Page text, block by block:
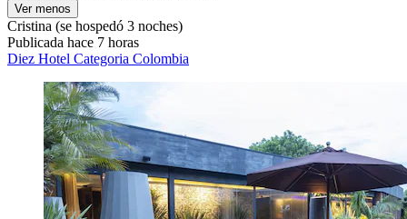
Ver menos
Cristina (se hospedó 3 noches)
Publicada hace 7 horas
Diez Hotel Categoria Colombia